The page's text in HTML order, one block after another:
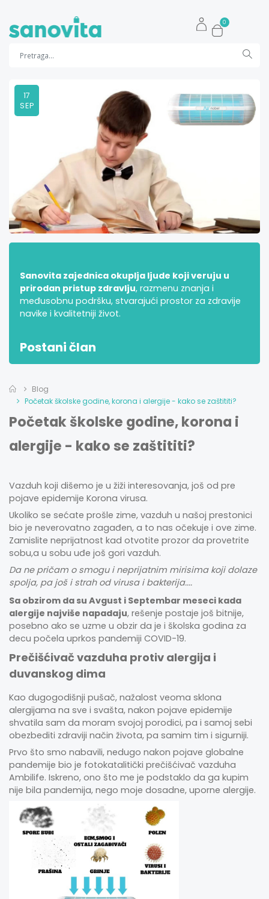
0
17
SEP
Sanovita zajednica okuplja ljude koji veruju u
prirodan pristup zdravlju, razmenu znanja i
međusobnu podršku, stvarajući prostor za zdravije
navike i kvalitetniji život.
Postani član
Blog
Početak školske godine, korona i alergije - kako se zaštititi?
Početak školske godine, korona i
alergije - kako se zaštititi?
Vazduh koji dišemo je u žiži interesovanja, još od pre
pojave epidemije Korona virusa.
Ukoliko se sećate prošle zime, vazduh u našoj prestonici
bio je neverovatno zagađen, a to nas očekuje i ove zime.
Zamislite neprijatnost kad otvotite prozor da provetrite
sobu,a u sobu uđe još gori vazduh.
Da ne pričam o smogu i neprijatnim mirisima koji dolaze
spolja, pa još i strah od virusa i bakterija....
Sa obzirom da su Avgust i Septembar meseci kada
alergije najviše napadaju, rešenje postaje još bitnije,
posebno ako se uzme u obzir da je i školska godina za
decu počela uprkos pandemiji COVID-19.
Prečišćivač vazduha protiv alergija i
duvanskog dima
Kao dugogodišnji pušač, nažalost veoma sklona
alergijama na sve i svašta, nakon pojave epidemije
shvatila sam da moram svojoj porodici, pa i samoj sebi
obezbediti zdraviji način života, pa samim tim i sigurniji.
Prvo što smo nabavili, nedugo nakon pojave globalne
pandemije bio je fotokatalitički prečišćivač vazduha
Ambilife. Iskreno, ono što me je podstaklo da ga kupim
nije bila pandemija, nego moje dosadne, uporne alergije.